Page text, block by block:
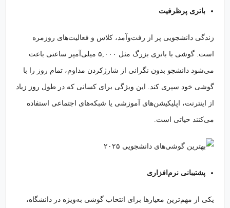
باتری پرظرفیت
زندگی دانشجویی پر از رفت‌وآمد، کلاس و فعالیت‌های روزمره
است. گوشی با باتری بزرگ مثل ۵,۰۰۰ میلی‌آمپر ساعتی باعث
می‌شود دانشجو بدون نگرانی از شارژکردن مداوم، تمام روز را با
گوشی خود سپری کند. این ویژگی برای کسانی که در طول روز زیاد
از اینترنت، اپلیکیشن‌های آموزشی یا شبکه‌های اجتماعی استفاده
می‌کنند حیاتی است.
پشتیبانی نرم‌افزاری
یکی از مهم‌ترین معیارها برای انتخاب گوشی به‌ویژه در دانشگاه،